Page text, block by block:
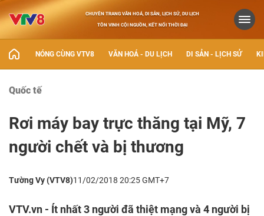
CHUYÊN TRANG VĂN HOÁ, DI SẢN, LỊCH SỬ, DU LỊCH
TÔN VINH CỘI NGUỒN, KẾT NỐI THỜI ĐẠI
NÓNG CÙNG VTV8 VĂN HOÁ - DU LỊCH DI SẢN - LỊCH SỬ
Quốc tế
Rơi máy bay trực thăng tại Mỹ, 7
người chết và bị thương
Tường Vy (VTV8)11/02/2018 20:25 GMT+7
VTV.vn - Ít nhất 3 người đã thiệt mạng và 4 người bị